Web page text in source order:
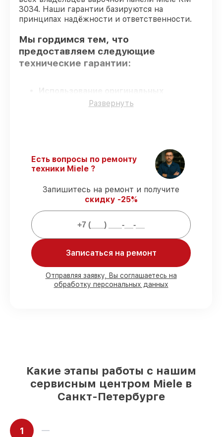
3034. Наши гарантии базируются на
принципах надёжности и ответственности.
Мы гордимся тем, что
предоставляем следующие
технические гарантии:
– для всех видов починки
Соблюдение сроков восстановления
гарантируем завершение работ без
Гарантийное обслуживание– все
работы по сервису проводятся с
официальной гарантией.
Мы гарантируем:
80%работ с возможностью
присутствовать
90%комплектующих для варочных
Развернуть
Есть вопросы по ремонту
техники Miele ?
Запишитесь на ремонт и получите
скидку -25%
Записаться на ремонт
Отправляя заявку, Вы соглашаетесь на
обработку персональных данных
Какие этапы работы с нашим
сервисным центром Miele в
Санкт-Петербурге
1